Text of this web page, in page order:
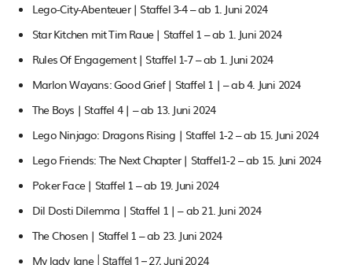
Lego-City-Abenteuer | Staffel 3-4 – ab 1. Juni 2024
Star Kitchen mit Tim Raue | Staffel 1 – ab 1. Juni 2024
Rules Of Engagement | Staffel 1-7 – ab 1. Juni 2024
Marlon Wayans: Good Grief | Staffel 1 | – ab 4. Juni 2024
The Boys | Staffel 4 | – ab 13. Juni 2024
Lego Ninjago: Dragons Rising | Staffel 1-2 – ab 15. Juni 2024
Lego Friends: The Next Chapter | Staffel1-2 – ab 15. Juni 2024
Poker Face | Staffel 1 – ab 19. Juni 2024
Dil Dosti Dilemma | Staffel 1 | – ab 21. Juni 2024
The Chosen | Staffel 1 – ab 23. Juni 2024
My lady Jane
| Staffel 1 –27. Juni 2024